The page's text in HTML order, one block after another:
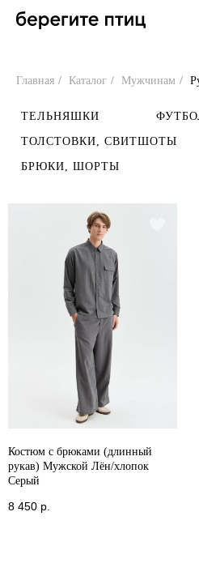
Главная / Каталог / Мужчинам /
ТЕЛЬНЯШКИ
ТОЛСТОВКИ, СВИТШОТЫ
БРЮКИ, ШОРТЫ
Костюм с брюками (длинный
рукав) Мужской Лён/хлопок
Серый
8 450 р.